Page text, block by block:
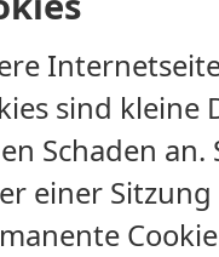
sind
Schaden
einer